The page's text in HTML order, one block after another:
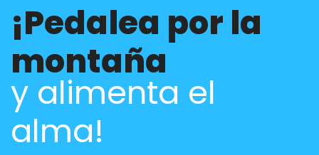
¡Pedalea por la
montaña
y alimenta el
alma!